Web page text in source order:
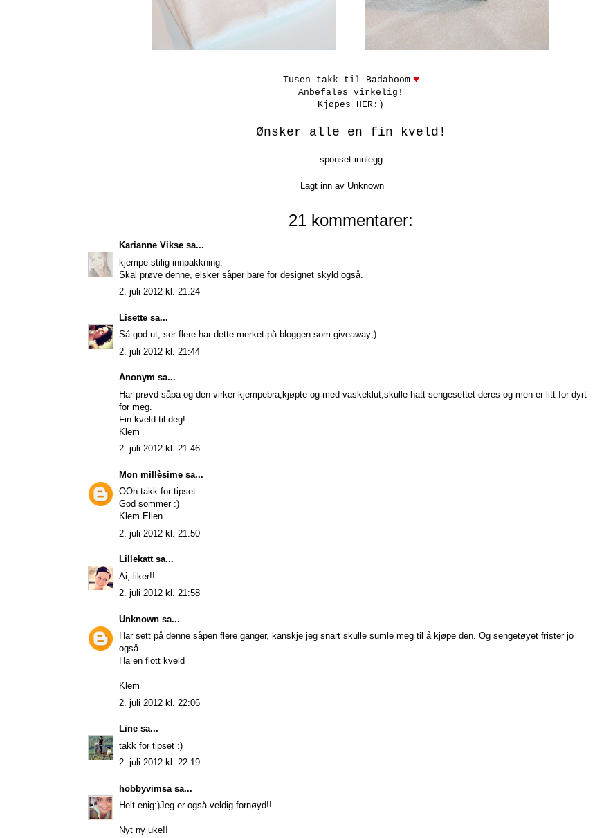
Tusen takk til Badaboom ♥
Anbefales virkelig!
Kjøpes HER :)
Ønsker alle en fin kveld!
- sponset innlegg -
Lagt inn av Unknown
21 kommentarer:
Karianne Vikse sa...
kjempe stilig innpakkning.
Skal prøve denne, elsker såper bare for designet skyld også.
2. juli 2012 kl. 21:24
Lisette sa...
Så god ut, ser flere har dette merket på bloggen som giveaway;)
2. juli 2012 kl. 21:44
Anonym sa...
Har prøvd såpa og den virker kjempebra,kjøpte og med vaskeklut,skulle hatt sengesettet deres og men er litt for dyrt
for meg.
Fin kveld til deg!
Klem
2. juli 2012 kl. 21:46
Mon millèsime sa...
OOh takk for tipset.
God sommer :)
Klem Ellen
2. juli 2012 kl. 21:50
Lillekattsa...
Ai, liker!!
2. juli 2012 kl. 21:58
Unknown sa...
Har sett på denne såpen flere ganger, kanskje jeg snart skulle sumle meg til å kjøpe den. Og sengetøyet frister jo
også...
Ha en flott kveld
Klem
2. juli 2012 kl. 22:06
Line sa...
takk for tipset :)
2. juli 2012 kl. 22:19
hobbyvimsa sa...
Helt enig:)Jeg er også veldig fornøyd!!
Nyt ny uke!!